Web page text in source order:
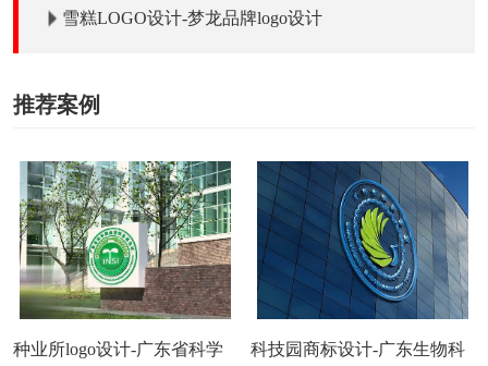
雪糕LOGO设计-梦龙品牌logo设计
推荐案例
种业所logo设计-广东省科学
科技园商标设计-广东生物科